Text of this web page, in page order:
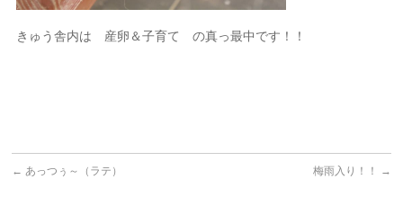
きゅう舎内は 産卵＆子育て の真っ最中です！！
← あっつぅ～（ラテ） 梅雨入り！！ →